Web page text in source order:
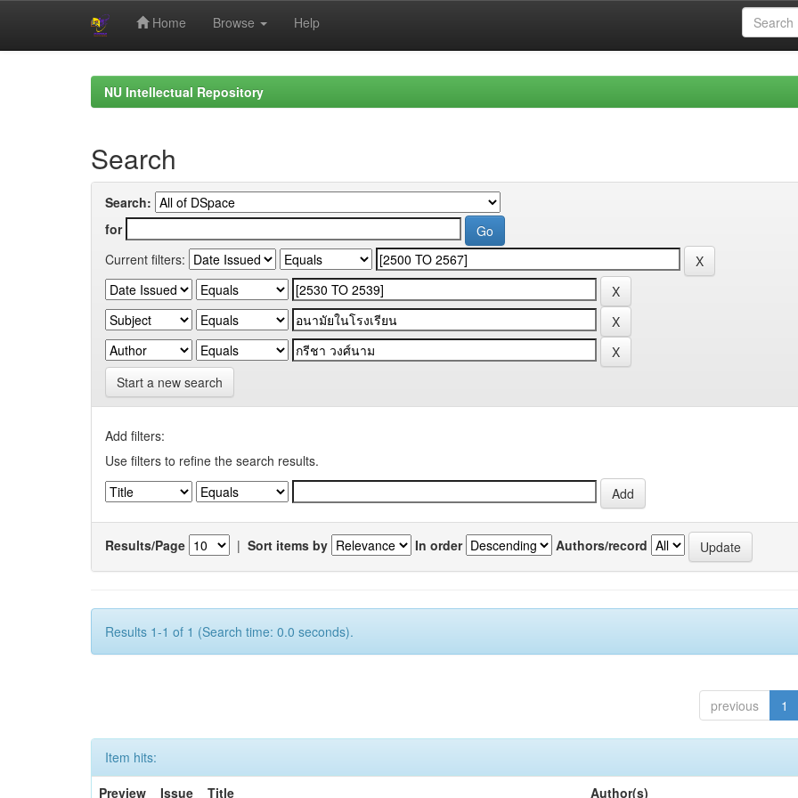
Home Browse Help
NU Intellectual Repository
Search
Search:
for
Current filters:
Start a new search
Add filters:
Use filters to refine the search results.
Results/Page | Sort items by In order Authors/record
Results 1-1 of 1 (Search time: 0.0 seconds).
previous 1
Item hits:
Preview
Issue Title Author(s)